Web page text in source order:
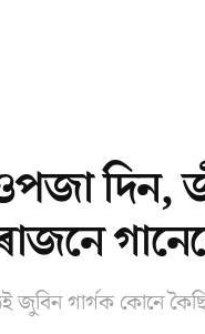
দিন,
জুবিন গাৰ্গক কোনে